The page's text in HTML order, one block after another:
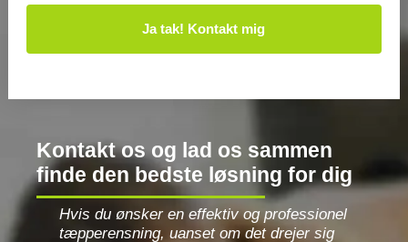
Kontakt os og lad os sammen
finde den bedste løsning for dig
Hvis du ønsker en effektiv og professionel
tæpperensning, uanset om det drejer sig